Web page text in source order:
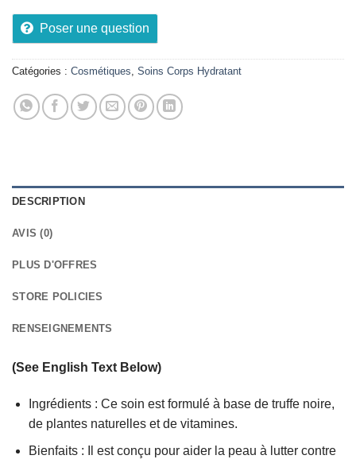
Poser une question
Catégories : Cosmétiques Soins Corps Hydratant
DESCRIPTION
AVIS (0)
PLUS D'OFFRES
STORE POLICIES
RENSEIGNEMENTS
(See English Text Below)
Ingrédients : Ce soin est formulé à base de truffe noire,
de plantes naturelles et de vitamines.
Bienfaits : Il est conçu pour aider la peau à lutter contre